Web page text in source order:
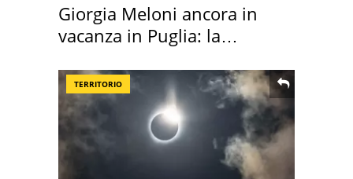
Giorgia Meloni ancora in
vacanza in Puglia: la
TERRITORIO